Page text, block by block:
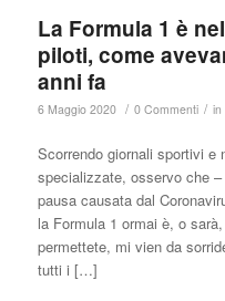
La Formula 1 è
piloti, come
anni fa
6 Maggio 2020 / 0 Commenti / in
Scorrendo giornali sportivi e
specializzate, osservo che
pausa causata dal
la Formula 1 ormai è, o
permettete, mi vien da
tutti i […]